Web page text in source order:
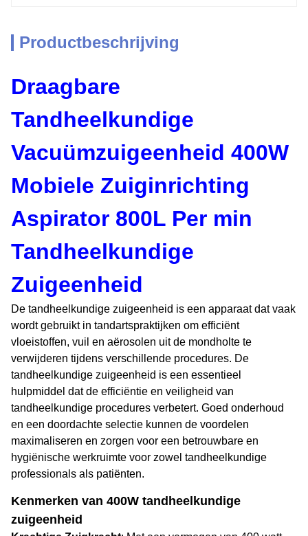
Productbeschrijving
Draagbare
Tandheelkundige
Vacuümzuigeenheid 400W
Mobiele Zuiginrichting
Aspirator 800L Per min
Tandheelkundige
Zuigeenheid
De tandheelkundige zuigeenheid is een apparaat dat vaak
wordt gebruikt in tandartspraktijken om efficiënt
vloeistoffen, vuil en aërosolen uit de mondholte te
verwijderen tijdens verschillende procedures. De
tandheelkundige zuigeenheid is een essentieel
hulpmiddel dat de efficiëntie en veiligheid van
tandheelkundige procedures verbetert. Goed onderhoud
en een doordachte selectie kunnen de voordelen
maximaliseren en zorgen voor een betrouwbare en
hygiënische werkruimte voor zowel tandheelkundige
professionals als patiënten.
Kenmerken van 400W tandheelkundige
zuigeenheid